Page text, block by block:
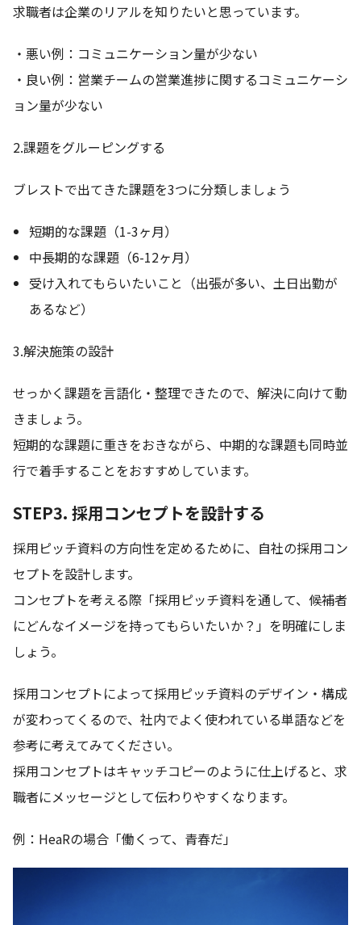
求職者は企業のリアルを知りたいと思っています。
・悪い例：コミュニケーション量が少ない
・良い例：営業チームの営業進捗に関するコミュニケーシ
ョン量が少ない
2.課題をグルーピングする
ブレストで出てきた課題を3つに分類しましょう
短期的な課題（1-3ヶ月）
中長期的な課題（6-12ヶ月）
受け入れてもらいたいこと（出張が多い、土日出勤が
あるなど）
3.解決施策の設計
せっかく課題を言語化・整理できたので、解決に向けて動
きましょう。
短期的な課題に重きをおきながら、中期的な課題も同時並
行で着手することをおすすめしています。
STEP3. 採用コンセプトを設計する
採用ピッチ資料の方向性を定めるために、自社の採用コン
セプトを設計します。
コンセプトを考える際「採用ピッチ資料を通して、候補者
にどんなイメージを持ってもらいたいか？」を明確にしま
しょう。
採用コンセプトによって採用ピッチ資料のデザイン・構成
が変わってくるので、社内でよく使われている単語などを
参考に考えてみてください。
採用コンセプトはキャッチコピーのように仕上げると、求
職者にメッセージとして伝わりやすくなります。
例：HeaRの場合「働くって、青春だ」